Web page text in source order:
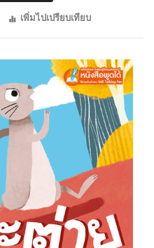
เพิ่มไปเปรียบเทียบ